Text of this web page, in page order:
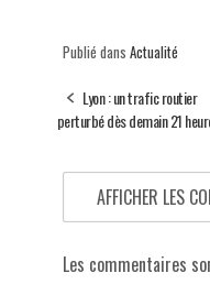
Publié dans Actualité
Lyon : un trafic routier
perturbé dès demain 21
AFFICHER LES
Les commentaires